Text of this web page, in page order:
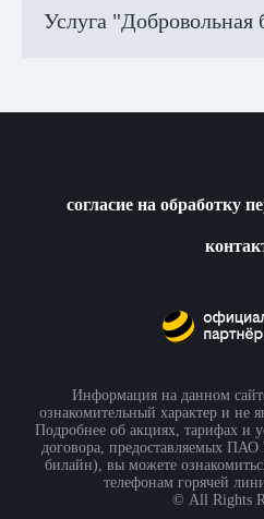
Услуга "Добровольная
согласие на обработку
Информация на данном
ознакомительный характер и не
Подробнее об акциях, тарифах и
договора, предоставляемых
билайн), вы можете
телефонам горячей
© All Rights